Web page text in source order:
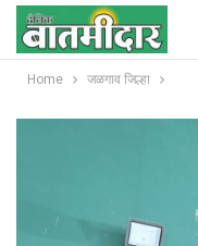
Home जळगाव जिल्हा